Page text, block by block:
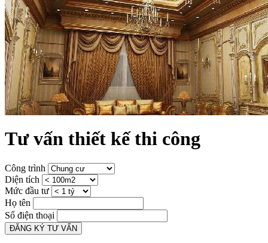
Tư vấn thiết kế thi công
Công trình
Diện tích
Mức đầu tư
Họ tên
Số điện thoại
ĐĂNG KÝ TƯ VẤN